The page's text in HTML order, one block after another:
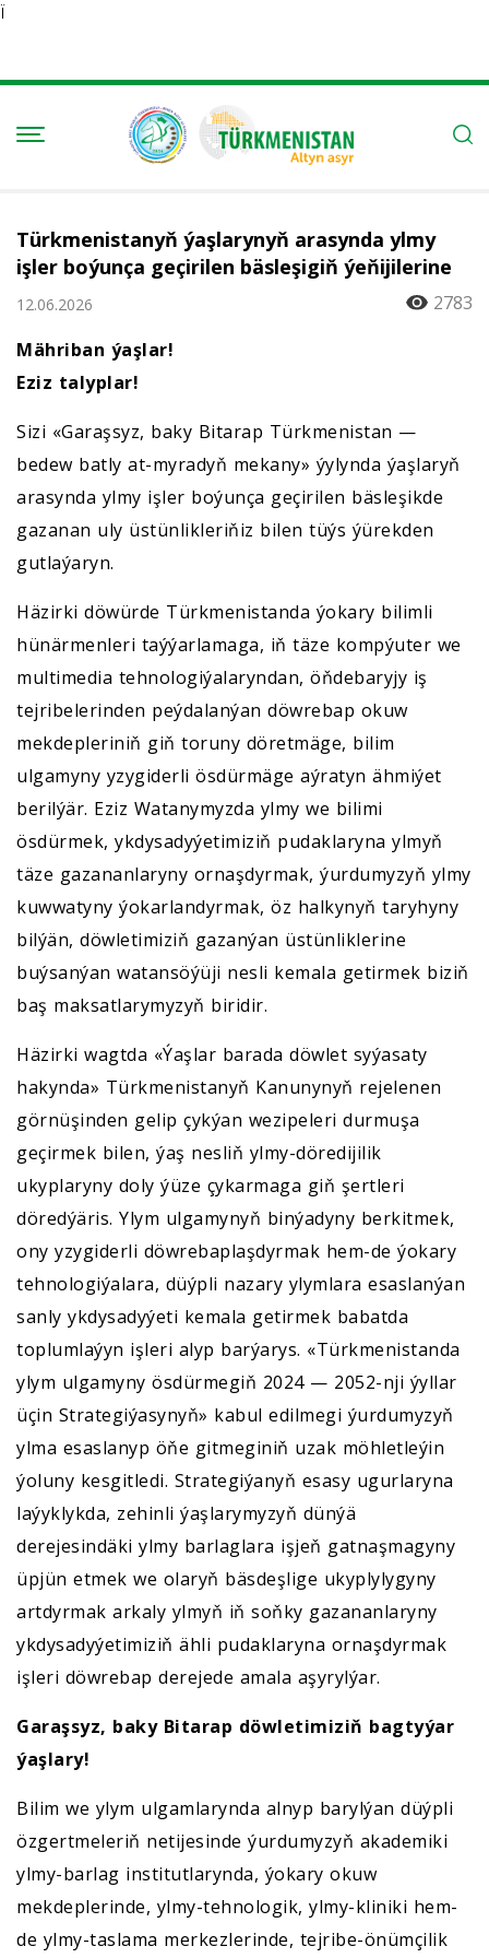
Ï
Türkmenistanyň ýaşlarynyň arasynda ylmy
işler boýunça geçirilen bäsleşigiň ýeňijilerine
12.06.2026
2783
Mähriban ýaşlar!
Eziz talyplar!
Sizi «Garaşsyz, baky Bitarap Türkmenistan —
bedew batly at-myradyň mekany» ýylynda ýaşlaryň
arasynda ylmy işler boýunça geçirilen bäsleşikde
gazanan uly üstünlikleriňiz bilen tüýs ýürekden
gutlaýaryn.
Häzirki döwürde Türkmenistanda ýokary bilimli
hünärmenleri taýýarlamaga, iň täze kompýuter we
multimedia tehnologiýalaryndan, öňdebaryjy iş
tejribelerinden peýdalanýan döwrebap okuw
mekdepleriniň giň toruny döretmäge, bilim
ulgamyny yzygiderli ösdürmäge aýratyn ähmiýet
berilýär. Eziz Watanymyzda ylmy we bilimi
ösdürmek, ykdysadyýetimiziň pudaklaryna ylmyň
täze gazananlaryny ornaşdyrmak, ýurdumyzyň ylmy
kuwwatyny ýokarlandyrmak, öz halkynyň taryhyny
bilýän, döwletimiziň gazanýan üstünliklerine
buýsanýan watansöýüji nesli kemala getirmek biziň
baş maksatlarymyzyň biridir.
Häzirki wagtda «Ýaşlar barada döwlet syýasaty
hakynda» Türkmenistanyň Kanunynyň rejelenen
görnüşinden gelip çykýan wezipeleri durmuşa
geçirmek bilen, ýaş nesliň ylmy-döredijilik
ukyplaryny doly ýüze çykarmaga giň şertleri
döredýäris. Ylym ulgamynyň binýadyny berkitmek,
ony yzygiderli döwrebaplaşdyrmak hem-de ýokary
tehnologiýalara, düýpli nazary ylymlara esaslanýan
sanly ykdysadyýeti kemala getirmek babatda
toplumlaýyn işleri alyp barýarys. «Türkmenistanda
ylym ulgamyny ösdürmegiň 2024 — 2052-nji ýyllar
üçin Strategiýasynyň» kabul edilmegi ýurdumyzyň
ylma esaslanyp öňe gitmeginiň uzak möhletleýin
ýoluny kesgitledi. Strategiýanyň esasy ugurlaryna
laýyklykda, zehinli ýaşlarymyzyň dünýä
derejesindäki ylmy barlaglara işjeň gatnaşmagyny
üpjün etmek we olaryň bäsdeşlige ukyplylygyny
artdyrmak arkaly ylmyň iň soňky gazananlaryny
ykdysadyýetimiziň ähli pudaklaryna ornaşdyrmak
işleri döwrebap derejede amala aşyrylýar.
Garaşsyz, baky Bitarap döwletimiziň bagtyýar
ýaşlary!
Bilim we ylym ulgamlarynda alnyp barylýan düýpli
özgertmeleriň netijesinde ýurdumyzyň akademiki
ylmy-barlag institutlarynda, ýokary okuw
mekdeplerinde, ylmy-tehnologik, ylmy-kliniki hem-
de ylmy-taslama merkezlerinde, tejribe-önümçilik